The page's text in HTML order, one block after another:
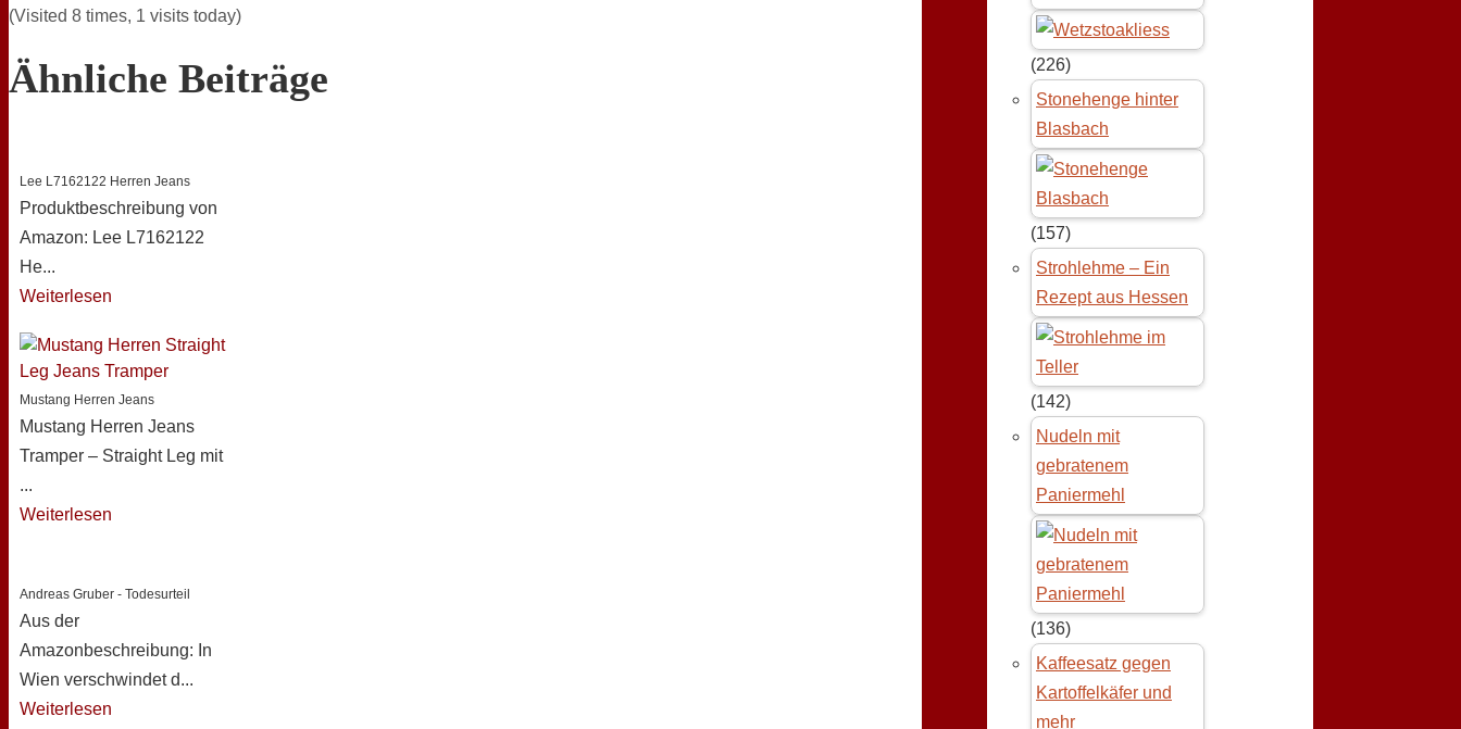
(Visited 8 times, 1 visits today)
Ähnliche Beiträge
Lee L7162122 Herren Jeans
Produktbeschreibung von
Amazon: Lee L7162122
He...
Weiterlesen
Mustang Herren Jeans
Mustang Herren Jeans
Tramper – Straight Leg mit
...
Weiterlesen
Andreas Gruber - Todesurteil
Aus der
Amazonbeschreibung: In
Wien verschwindet d...
Weiterlesen
(226)
Stonehenge hinter
Blasbach
(157)
Strohlehme – Ein
Rezept aus Hessen
(142)
Nudeln mit
gebratenem
Paniermehl
(136)
Kaffeesatz gegen
Kartoffelkäfer und
mehr